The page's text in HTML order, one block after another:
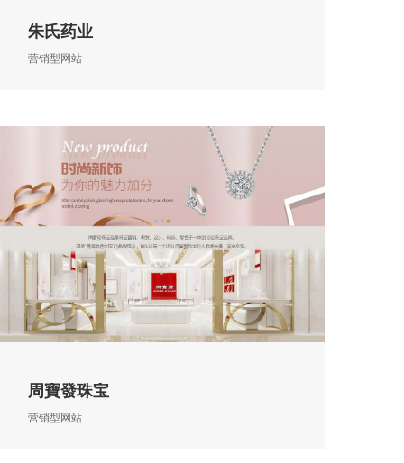
朱氏药业
营销型网站
周寶發珠宝
营销型网站